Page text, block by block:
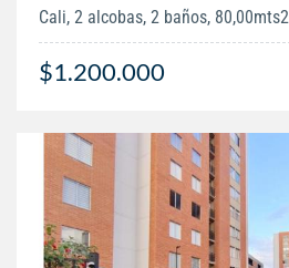
Cali, 2 alcobas, 2 baños, 80,00mts2
$1.200.000